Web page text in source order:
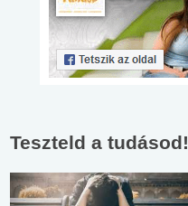
Teszteld a tudásod!